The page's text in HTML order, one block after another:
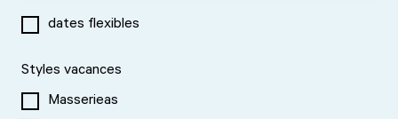
dates flexibles
Styles vacances
Masserieas